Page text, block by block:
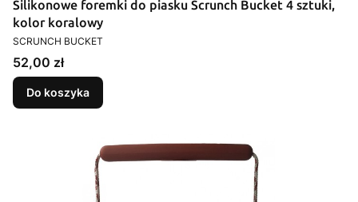
Silikonowe foremki do piasku Scrunch Bucket 4 sztuki,
kolor koralowy
PRODUCENT
SCRUNCH BUCKET
Cena
52,00 zł
Do koszyka